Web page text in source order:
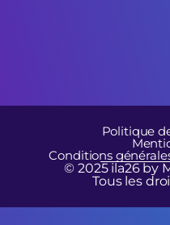
© 2025 ila26 by
Tous les
Politique
Conditions